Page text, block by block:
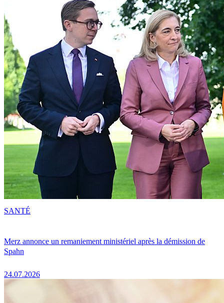
Merz annonce un remaniement ministériel après la démission de
Spahn
24.07.2026
SANTÉ